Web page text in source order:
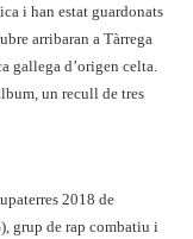
i han estat guardonats
arribaran a Tàrrega
gallega d’origen celta.
un recull de tres
2018 de
grup de rap combatiu i